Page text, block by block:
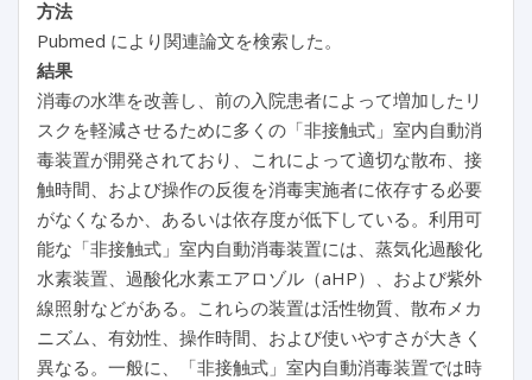
方法
Pubmed により関連論文を検索した。
結果
消毒の水準を改善し、前の入院患者によって増加したリ
スクを軽減させるために多くの「非接触式」室内自動消
毒装置が開発されており、これによって適切な散布、接
触時間、および操作の反復を消毒実施者に依存する必要
がなくなるか、あるいは依存度が低下している。利用可
能な「非接触式」室内自動消毒装置には、蒸気化過酸化
水素装置、過酸化水素エアロゾル（aHP）、および紫外
線照射などがある。これらの装置は活性物質、散布メカ
ニズム、有効性、操作時間、および使いやすさが大きく
異なる。一般に、「非接触式」室内自動消毒装置では時